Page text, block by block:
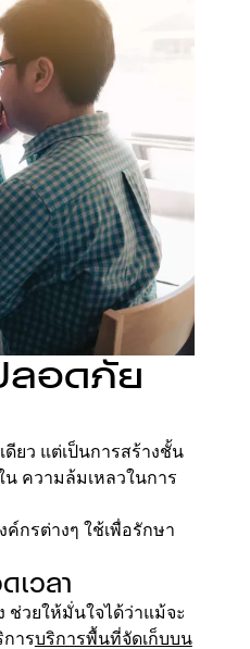
ลอดภัย
ยว แต่เป็นการสร้างชั้น
ความล้มเหลวในการ
กรต่างๆ ใช้เพื่อรักษา
เวลา
ช่วยให้มั่นใจได้ว่าแม้จะ
ารบริการพื้นที่จัดเก็บบน